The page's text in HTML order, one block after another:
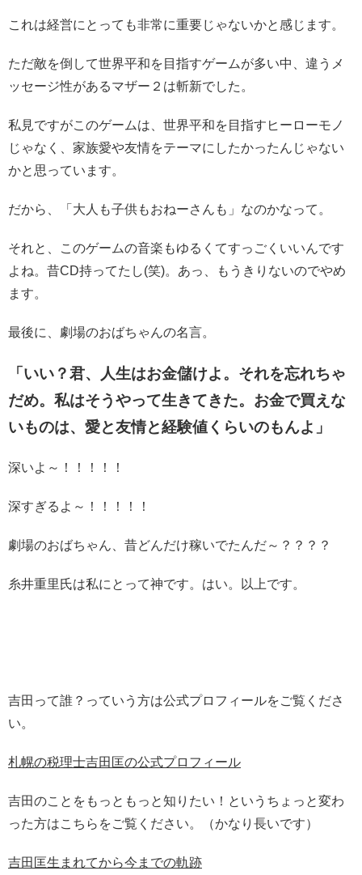
これは経営にとっても非常に重要じゃないかと感じます。
ただ敵を倒して世界平和を目指すゲームが多い中、違うメ
ッセージ性があるマザー２は斬新でした。
私見ですがこのゲームは、世界平和を目指すヒーローモノ
じゃなく、家族愛や友情をテーマにしたかったんじゃない
かと思っています。
だから、「大人も子供もおねーさんも」なのかなって。
それと、このゲームの音楽もゆるくてすっごくいいんです
よね。昔CD持ってたし(笑)。あっ、もうきりないのでやめ
ます。
最後に、劇場のおばちゃんの名言。
「いい？君、人生はお金儲けよ。それを忘れちゃ
だめ。私はそうやって生きてきた。お金で買えな
いものは、愛と友情と経験値くらいのもんよ」
深いよ～！！！！！
深すぎるよ～！！！！！
劇場のおばちゃん、昔どんだけ稼いでたんだ～？？？？
糸井重里氏は私にとって神です。はい。以上です。
吉田って誰？っていう方は公式プロフィールをご覧くださ
い。
札幌の税理士吉田匡の公式プロフィール
吉田のことをもっともっと知りたい！というちょっと変わ
った方はこちらをご覧ください。（かなり長いです）
吉田匡生まれてから今までの軌跡